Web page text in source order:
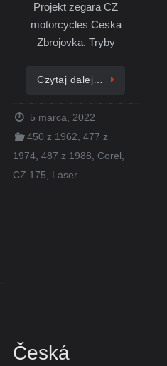
Projekt zegara CZ
motorcycles Ceska
Zbrojovka. Tryby
Czytaj dalej…
5 marca, 2022
450 z 1962 477 z
1974 ,487 z 1988 Corel
CZ 175
Laser
Česká